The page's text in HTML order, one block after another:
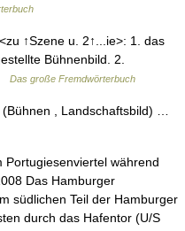
↑Szene u. 2↑...ie>: 1. das
Bühnenbild. 2.
Das große Fremdwörterbuch
, Landschaftsbild) …
während
Das Hamburger
südlichen Teil der Hamburger
durch das Hafentor (U/S